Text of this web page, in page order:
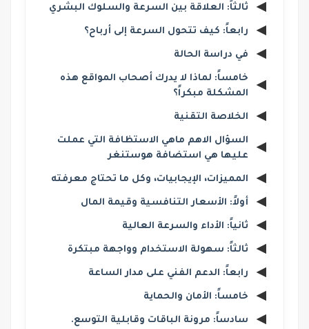
ثالثاً: العلاقة بين السرعة والسلوك البشري
رابعاً: كيف تتحول السرعة إلى أرباح؟
في دراسة الحالة
خامساً: لماذا لا يدرك أصحاب المواقع هذه
المشكلة مبكراً؟
الخلاصة التقنية
السؤال الاهم ماهي الاستظافة التي عملت
عليها هي استضافة هوستنغر
المميزات، الإيجابيات، وكل ما تحتاج معرفته
أولاً: الأسعار التنافسية وقيمة المال
ثانياً: الأداء والسرعة العالية
ثالثاً: سهولة الاستخدام وواجهة مبتكرة
رابعاً: الدعم الفني على مدار الساعة
خامساً: الأمان والحماية
سادساً: مرونة الباقات وقابلية التوسع.